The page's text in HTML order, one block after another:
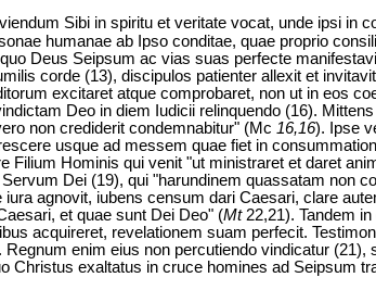
Sibi in spiritu et veritate vocat, unde ipsi in
humanae ab Ipso conditae, quae proprio
Deus Seipsum ac vias suas perfecte
corde (13), discipulos patienter allexit et
excitaret atque comprobaret, non ut in eos
Deo in diem Iudicii relinquendo (16).
non crediderit condemnabitur" (Mc 16,16). Ipse
usque ad messem quae fiet in
Filium Hominis qui venit "ut ministraret et daret
Dei (19), qui "harundinem quassatam non
agnovit, iubens censum dari Caesari, clare
et quae sunt Dei Deo" (Mt22,21). Tandem
acquireret, revelationem suam perfecit.
enim eius non percutiendo vindicatur (21),
Christus exaltatus in cruce homines ad Seipsum